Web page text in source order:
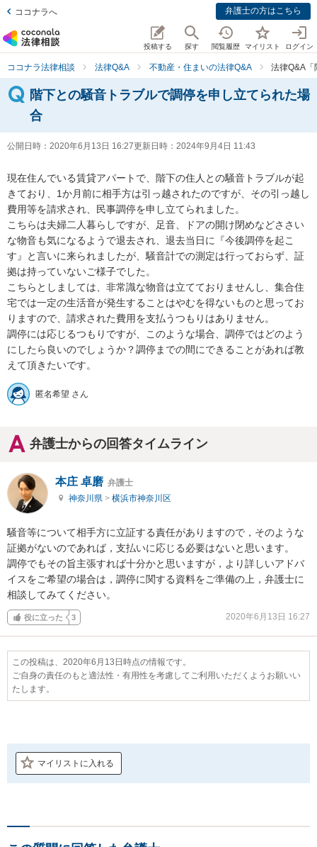
ココナラへ 弁護士の方はこちら
投稿する 探す 閲覧履歴 マイリスト ログイン
ココナラ法律相談 法律Q&A 不動産・住まいの法律Q&A 法律Q&A
階下との騒音トラブルで調停を申し立てられた場
合
公開日時： 2020年6月13日 16:27更新日時： 2024年9月4日 11:43
現在住んでいる賃貸アパートで、階下の住人との騒音トラブルが起
きており、1か月前に相手方は引っ越されたのですが、その引っ越し
費用等を請求され、民事調停を申し立てられました。
こちらは夫婦二人暮らしですが、足音、ドアの開け閉めなどささい
な物音も気になるようで退去され、退去当日に『今後調停を起こ
す』と言いに来られましたが、騒音計での測定は行っておらず、証
拠は持っていないご様子でした。
こちらとしましては、非常識な物音は立てておりませんし、集合住
宅では一定の生活音が発生することはやむを得ないものと思ってお
りますので、請求された費用を支払うつもりはありません。
調停には応じるつもりですが、このような場合、調停ではどのよう
にしたら良いのでしょうか？調停までの間にできることがあれば教
匿名希望 さん
弁護士からの回答タイムライン
本庄 卓磨 弁護士
神奈川県 > 横浜市神奈川区
騒音等について相手方に立証する責任がありますので，そのような
証拠がないのであれば，支払いに応じる必要はないと思います。
調停でもその旨主張すれば十分かと思いますが，より詳しいアドバ
イスをご希望の場合は，調停に関する資料をご準備の上，弁護士に
相談してみてください。
役に立った 3 2020年6月13日 16:27
この投稿は、2020年6月13日時点の情報です。
ご自身の責任のもと適法性・有用性を考慮してご利用いただくようお願いい
たします。
マイリストに入れる